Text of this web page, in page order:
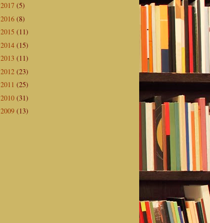
2017 (5)
2016 (8)
2015 (11)
2014 (15)
2013 (11)
2012 (23)
2011 (25)
2010 (31)
2009 (13)